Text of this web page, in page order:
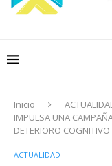
Inicio
IMPULSA UNA
DETERIORO COGNITIVO
ACTUALIDAD